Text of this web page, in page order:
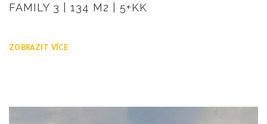
FAMILY 3 | 134 M2 | 5+KK
ZOBRAZIT VÍCE